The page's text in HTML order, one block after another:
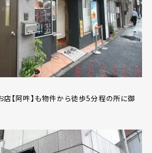
【阿吽】も物件から徒歩5分程の所に御